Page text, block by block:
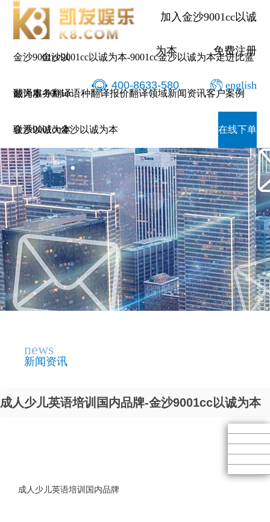
加入金沙9001cc以诚
为本 免费注册
400-8633-580 english
金沙9001cc以
诚为本-9001cc
金沙以诚为本
金沙9001cc以诚为本-9001cc金沙以诚为本走进比蓝
翻译服务翻译语种翻译报价翻译领域新闻资讯客户案例
联系9001cc金沙以诚为本 在线下单
news
新闻资讯
成人少儿英语培训国内品牌-金沙9001cc以诚为本
成人少儿英语培训国内品牌